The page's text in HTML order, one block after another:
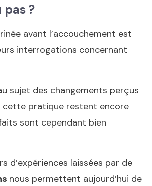
?
avant l’accouchement est
interrogations concernant
sujet des changements perçus
cette pratique restent encore
sont cependant bien
d’expériences laissées par de
nous permettent aujourd’hui de